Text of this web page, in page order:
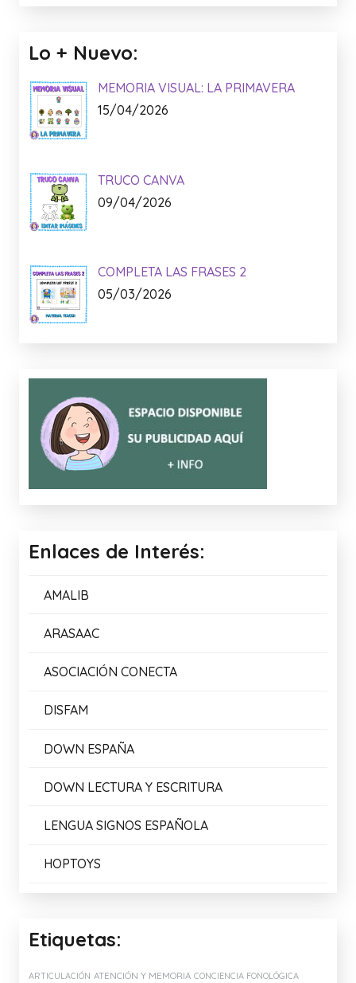
Lo + Nuevo:
MEMORIA VISUAL: LA PRIMAVERA
15/04/2026
TRUCO CANVA
09/04/2026
COMPLETA LAS FRASES 2
05/03/2026
Enlaces de Interés:
AMALIB
ARASAAC
ASOCIACIÓN CONECTA
DISFAM
DOWN ESPAÑA
DOWN LECTURA Y ESCRITURA
LENGUA SIGNOS ESPAÑOLA
HOPTOYS
Etiquetas:
ARTICULACIÓN ATENCIÓN Y MEMORIA CONCIENCIA FONOLÓGICA